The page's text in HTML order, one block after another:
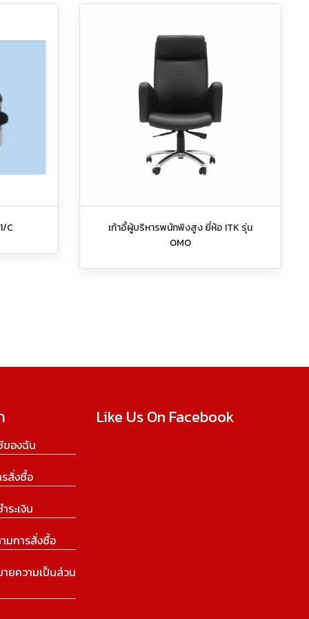
C
เก้าอี้ผู้บริหารพนักพิงสูง ยี่ห้อ ITK รุ่น
OMO
องฉัน
สั่งซื้อ
ระเงิน
มการสั่งซื้อ
ายความเป็นส่วน
Like Us On Facebook